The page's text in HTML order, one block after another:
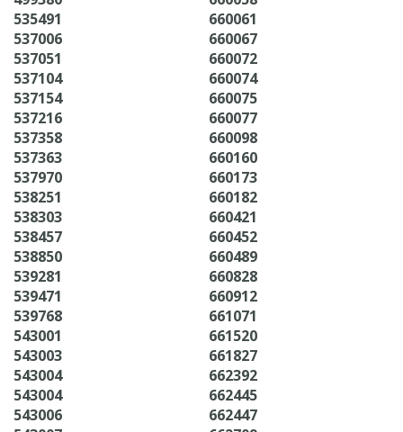
535491
537006
537051
537104
537154
537216
537358
537363
537970
538251
538303
538457
538850
539281
539471
539768
543001
543003
543004
543004
543006
660061
660067
660072
660074
660075
660077
660098
660160
660173
660182
660421
660452
660489
660828
660912
661071
661520
661827
662392
662445
662447